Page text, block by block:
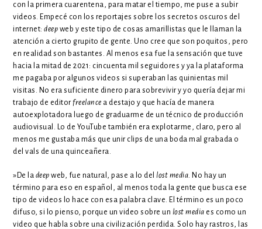
con la primera cuarentena, para matar el tiempo, me puse a subir
videos. Empecé con los reportajes sobre los secretos oscuros del
internet:deep web y este tipo de cosas amarillistas que le llaman la
atención a cierto grupito de gente. Uno cree que son poquitos, pero
en realidad son bastantes. Al menos esa fue la sensación que tuve
hacia la mitad de 2021: cincuenta mil seguidores y ya la plataforma
me pagaba por algunos videos si superaban las quinientas mil
visitas. No era suficiente dinero para sobrevivir y yo quería dejar mi
trabajo de editorfreelance a destajo y que hacía de manera
autoexplotadora luego de graduarme de un técnico de producción
audiovisual. Lo de YouTube también era explotarme, claro, pero al
menos me gustaba más que unir clips de una boda mal grabada o
del vals de una quinceañera.
»De la deep web, fue natural, pase a lo dellost media. No hay un
término para eso en español, al menos toda la gente que busca ese
tipo de videos lo hace con esa palabra clave. El término es un poco
difuso, si lo pienso, porque un video sobre un lost media es como un
video que habla sobre una civilización perdida. Solo hay rastros, las